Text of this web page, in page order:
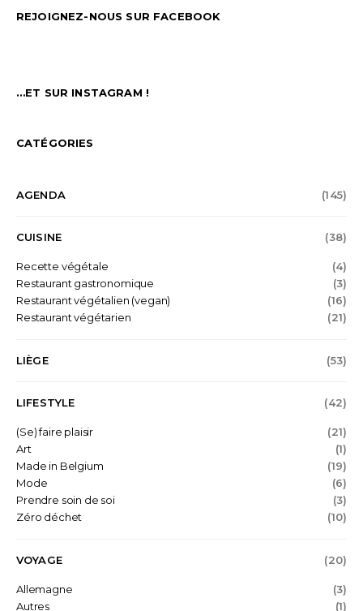
REJOIGNEZ-NOUS SUR FACEBOOK
…ET SUR INSTAGRAM !
CATÉGORIES
AGENDA (145)
CUISINE (38)
Recette végétale
(4)
Restaurant gastronomique
(3)
Restaurant végétalien (vegan)
(16)
Restaurant végétarien
(21)
LIÈGE (53)
LIFESTYLE (42)
(Se) faire plaisir
(21)
Art
(1)
Made in Belgium
(19)
Mode
(6)
Prendre soin de soi
(3)
Zéro déchet
(10)
VOYAGE (20)
Allemagne
(3)
Autres
(1)